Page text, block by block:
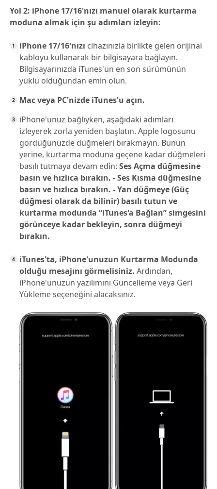
Yol 2: iPhone 17/16'nızı manuel olarak kurtarma
moduna almak için şu adımları izleyin:
iPhone 17/16'nızı cihazınızla birlikte gelen orijinal
kabloyu kullanarak bir bilgisayara bağlayın.
Bilgisayarınızda iTunes'un en son sürümünün
yüklü olduğundan emin olun.
Mac veya PC'nizde iTunes'u açın.
iPhone'unuz bağlıyken, aşağıdaki adımları
izleyerek zorla yeniden başlatın. Apple logosunu
gördüğünüzde düğmeleri bırakmayın. Bunun
yerine, kurtarma moduna geçene kadar düğmeleri
basılı tutmaya devam edin: Ses Açma düğmesine
basın ve hızlıca bırakın. - Ses Kısma düğmesine
basın ve hızlıca bırakın. - Yan düğmeye (Güç
düğmesi olarak da bilinir) basılı tutun ve
kurtarma modunda “iTunes'a Bağlan” simgesini
görünceye kadar bekleyin, sonra düğmeyi
bırakın.
iTunes'ta, iPhone'unuzun Kurtarma Modunda
olduğu mesajını görmelisiniz. Ardından,
iPhone'unuzun yazılımını Güncelleme veya Geri
Yükleme seçeneğini alacaksınız.